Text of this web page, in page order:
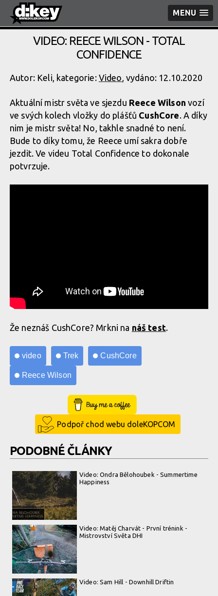
MENU
VIDEO: REECE WILSON - TOTAL
CONFIDENCE
Autor: Keli, kategorie: Video, vydáno: 12.10.2020
Aktuální mistr světa ve sjezdu Reece Wilson vozí
ve svých kolech vložky do plášťů CushCore. A díky
nim je mistr světa! No, takhle snadné to není.
Bude to díky tomu, že Reece umí sakra dobře
jezdit. Ve videu Total Confidence to dokonale
potvrzuje.
Že neznáš CushCore? Mrkni na náš test.
video Trek CushCore
Reece Wilson
Buy Me a Coffee
Podpoř chod webu doleKOPCOM
PODOBNÉ ČLÁNKY
Video: Ondra Bělohoubek - Summertime
Happiness
Video: Matěj Charvát - První trénink -
Mistrovství Světa DHI
Video: Sam Hill - Downhill Driftin